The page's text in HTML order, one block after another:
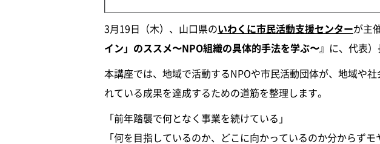
3月19日（木）、山口県のいわくに市民活動支援センターが主
イン」のススメ〜NPO組織の具体的手法を学ぶ〜』に、代表）
本講座では、地域で活動するNPOや市民活動団体が、地域や
れている成果を達成するための道筋を整理します。
「前年踏襲で何となく事業を続けている」
「何を目指しているのか、どこに向かっているのか分からずモ